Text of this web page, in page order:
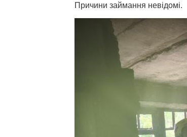
Причини займання невідомі.